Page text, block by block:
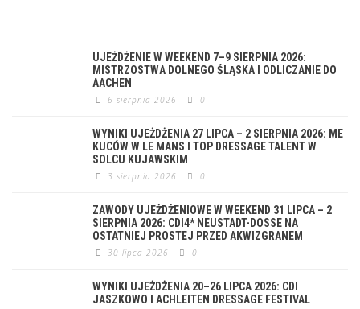
UJEŻDŻENIE W WEEKEND 7–9 SIERPNIA 2026:
MISTRZOSTWA DOLNEGO ŚLĄSKA I ODLICZANIE DO
AACHEN
6 sierpnia 2026 0
WYNIKI UJEŻDŻENIA 27 LIPCA – 2 SIERPNIA 2026: ME
KUCÓW W LE MANS I TOP DRESSAGE TALENT W
SOLCU KUJAWSKIM
3 sierpnia 2026 0
ZAWODY UJEŻDŻENIOWE W WEEKEND 31 LIPCA – 2
SIERPNIA 2026: CDI4* NEUSTADT-DOSSE NA
OSTATNIEJ PROSTEJ PRZED AKWIZGRANEM
30 lipca 2026 0
WYNIKI UJEŻDŻENIA 20–26 LIPCA 2026: CDI
JASZKOWO I ACHLEITEN DRESSAGE FESTIVAL